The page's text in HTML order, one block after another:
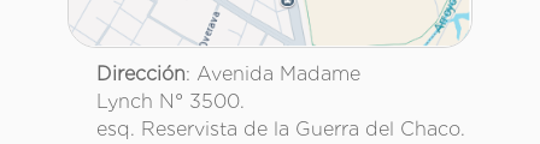
Dirección: Avenida Madame
Lynch N° 3500.
esq. Reservista de la Guerra del Chaco.